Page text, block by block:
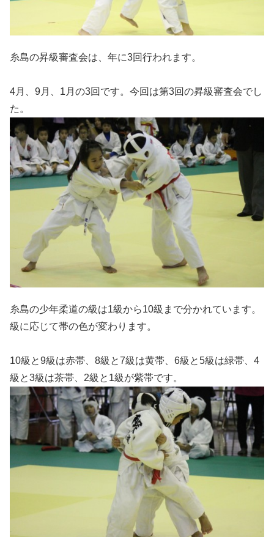
糸島の昇級審査会は、年に3回行われます。
4月、9月、1月の3回です。今回は第3回の昇級審査会でし
た。
糸島の少年柔道の級は1級から10級まで分かれています。
級に応じて帯の色が変わります。
10級と9級は赤帯、8級と7級は黄帯、6級と5級は緑帯、4
級と3級は茶帯、2級と1級が紫帯です。